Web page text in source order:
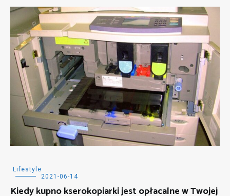
Lifestyle
2021-06-14
Kiedy kupno kserokopiarki jest opłacalne w Twojej